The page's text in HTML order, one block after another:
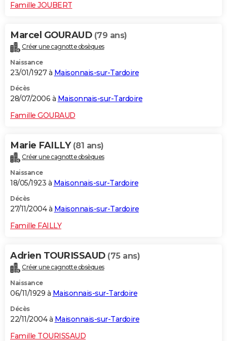
Famille JOUBERT
Marcel GOURAUD (79 ans)
Créer une cagnotte obsèques
Naissance
23/01/1927 à Maisonnais-sur-Tardoire
Décès
28/07/2006 à Maisonnais-sur-Tardoire
Famille GOURAUD
Marie FAILLY (81 ans)
Créer une cagnotte obsèques
Naissance
18/05/1923 à Maisonnais-sur-Tardoire
Décès
27/11/2004 à Maisonnais-sur-Tardoire
Famille FAILLY
Adrien TOURISSAUD (75 ans)
Créer une cagnotte obsèques
Naissance
06/11/1929 à Maisonnais-sur-Tardoire
Décès
22/11/2004 à Maisonnais-sur-Tardoire
Famille TOURISSAUD